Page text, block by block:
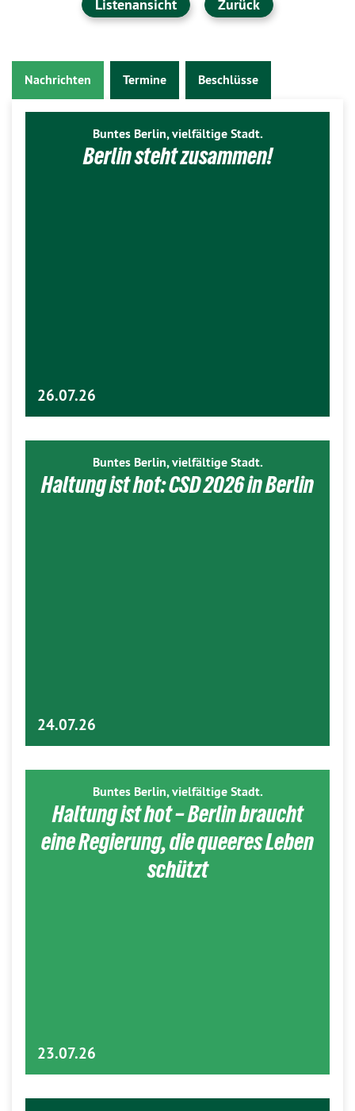
Listenansicht Zurück
Nachrichten Termine Beschlüsse
Buntes Berlin, vielfältige Stadt.
Berlin steht zusammen!
26.07.26
Buntes Berlin, vielfältige Stadt.
Haltung ist hot: CSD 2026 in Berlin
24.07.26
Buntes Berlin, vielfältige Stadt.
Haltung ist hot – Berlin braucht
eine Regierung, die queeres Leben
schützt
23.07.26